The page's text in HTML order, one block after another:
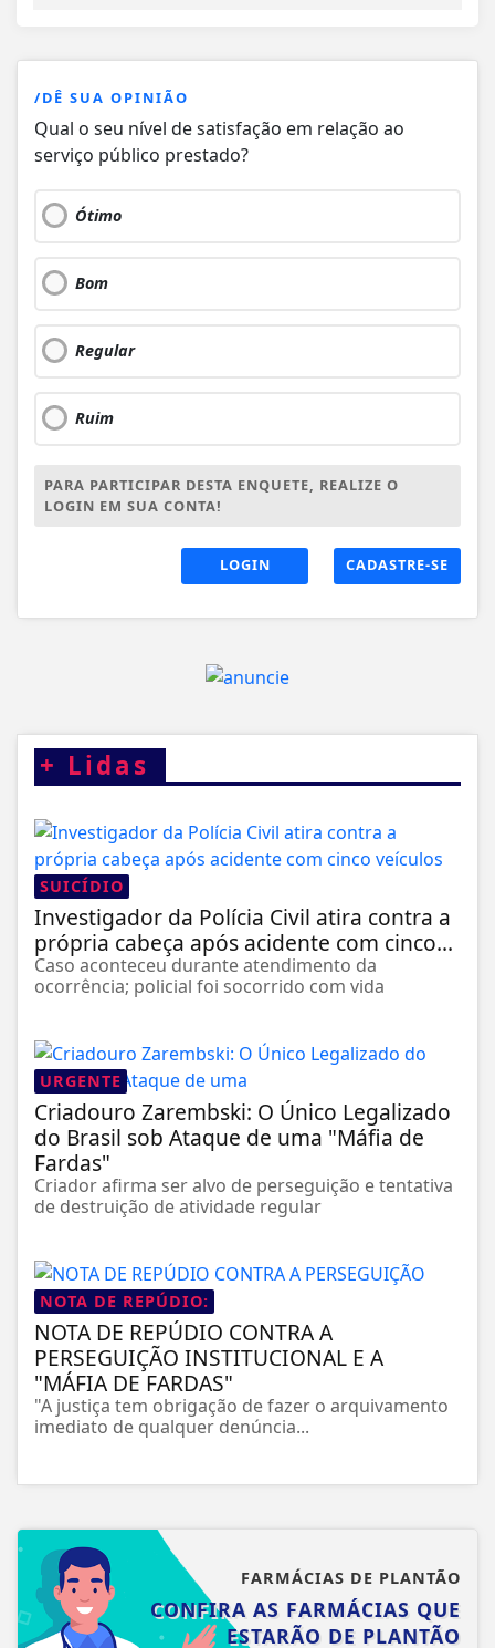
/DÊ SUA OPINIÃO
Qual o seu nível de satisfação em relação ao
serviço público prestado?
Ótimo
Bom
Regular
Ruim
PARA PARTICIPAR DESTA ENQUETE, REALIZE O
LOGIN EM SUA CONTA!
LOGIN CADASTRE-SE
+ Lidas
SUICÍDIO
Investigador da Polícia Civil atira contra a
própria cabeça após acidente com cinco...
Caso aconteceu durante atendimento da
ocorrência; policial foi socorrido com vida
URGENTE
Criadouro Zarembski: O Único Legalizado
do Brasil sob Ataque de uma "Máfia de
Fardas"
Criador afirma ser alvo de perseguição e tentativa
de destruição de atividade regular
NOTA DE REPÚDIO:
NOTA DE REPÚDIO CONTRA A
PERSEGUIÇÃO INSTITUCIONAL E A
"MÁFIA DE FARDAS"
"A justiça tem obrigação de fazer o arquivamento
imediato de qualquer denúncia...
FARMÁCIAS DE PLANTÃO
CONFIRA AS FARMÁCIAS QUE
ESTARÃO DE PLANTÃO